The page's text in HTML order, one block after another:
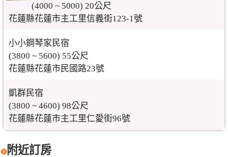
(4000 ~ 5000) 20公尺
花蓮縣花蓮市主工里信義街123-1號
小小鋼琴家民宿
(3800 ~ 5600) 55公尺
花蓮縣花蓮市民國路23號
凱群民宿
(3800 ~ 4600) 98公尺
花蓮縣花蓮市主工里仁愛街96號
附近訂房